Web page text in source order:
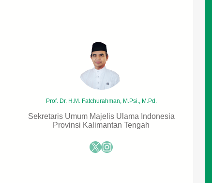
Prof. Dr. H.M. Fatchurahman, M.Psi., M.Pd.
Sekretaris Umum Majelis Ulama Indonesia
Provinsi Kalimantan Tengah
X Instagram